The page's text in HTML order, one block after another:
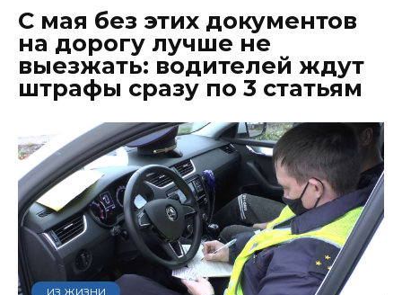
С мая без этих документов
на дорогу лучше не
выезжать: водителей ждут
штрафы сразу по 3 статьям
ИЗ ЖИЗНИ